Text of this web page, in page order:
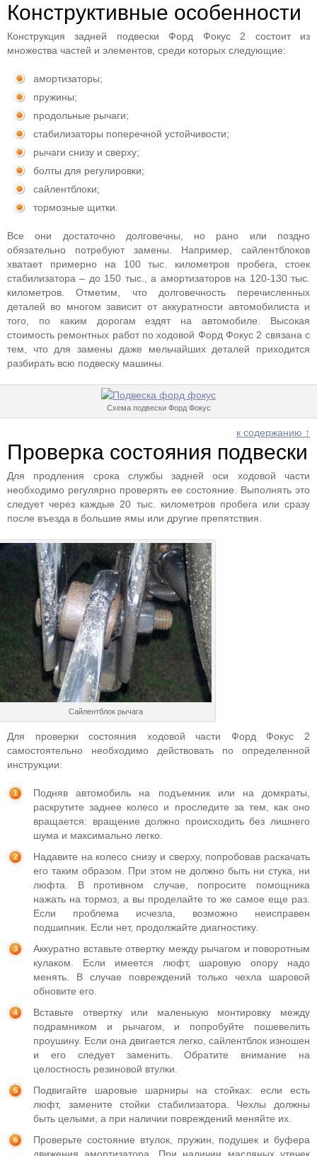
Конструктивные особенности
Конструкция задней подвески Форд Фокус 2 состоит из
множества частей и элементов, среди которых следующие:
амортизаторы;
пружины;
продольные рычаги;
стабилизаторы поперечной устойчивости;
рычаги снизу и сверху;
болты для регулировки;
сайлентблоки;
тормозные щитки.
Все они достаточно долговечны, но рано или поздно
обязательно потребуют замены. Например, сайлентблоков
хватает примерно на 100 тыс. километров пробега, стоек
стабилизатора – до 150 тыс., а амортизаторов на 120-130 тыс.
километров. Отметим, что долговечность перечисленных
деталей во многом зависит от аккуратности автомобилиста и
того, по каким дорогам ездят на автомобиле. Высокая
стоимость ремонтных работ по ходовой Форд Фокус 2 связана с
тем, что для замены даже мельчайших деталей приходится
разбирать всю подвеску машины.
Схема подвески Форд Фокус
к содержанию ↑
Проверка состояния подвески
Для продления срока службы задней оси ходовой части
необходимо регулярно проверять ее состояние. Выполнять это
следует через каждые 20 тыс. километров пробега или сразу
после въезда в большие ямы или другие препятствия.
Сайлентблок рычага
Для проверки состояния ходовой части Форд Фокус 2
самостоятельно необходимо действовать по определенной
инструкции:
Подняв автомобиль на подъемник или на домкраты,
раскрутите заднее колесо и проследите за тем, как оно
вращается: вращение должно происходить без лишнего
шума и максимально легко.
Надавите на колесо снизу и сверху, попробовав раскачать
его таким образом. При этом не должно быть ни стука, ни
люфта. В противном случае, попросите помощника
нажать на тормоз, а вы проделайте то же самое еще раз.
Если проблема исчезла, возможно неисправен
подшипник. Если нет, продолжайте диагностику.
Аккуратно вставьте отвертку между рычагом и поворотным
кулаком. Если имеется люфт, шаровую опору надо
менять. В случае повреждений только чехла шаровой
обновите его.
Вставьте отвертку или маленькую монтировку между
подрамником и рычагом, и попробуйте пошевелить
проушину. Если она двигается легко, сайлентблок изношен
и его следует заменить. Обратите внимание на
целостность резиновой втулки.
Подвигайте шаровые шарниры на стойках: если есть
люфт, замените стойки стабилизатора. Чехлы должны
быть целыми, а при наличии повреждений меняйте их.
Проверьте состояние втулок, пружин, подушек и буфера